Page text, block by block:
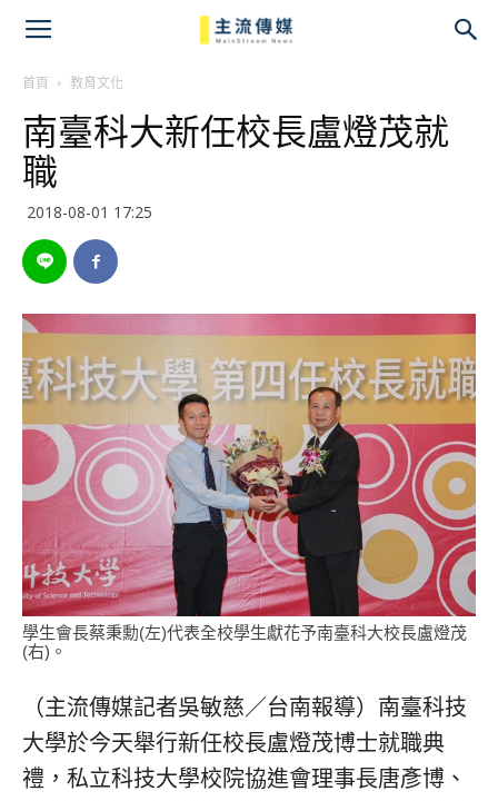
首頁 教育文化
南臺科大新任校長盧燈茂就
職
2018-08-01 17:25
學生會長蔡秉勳(左)代表全校學生獻花予南臺科大校長盧燈茂
(右)。
（主流傳媒記者吳敏慈／台南報導）南臺科技
大學於今天舉行新任校長盧燈茂博士就職典
禮，私立科技大學校院協進會理事長唐彥博、